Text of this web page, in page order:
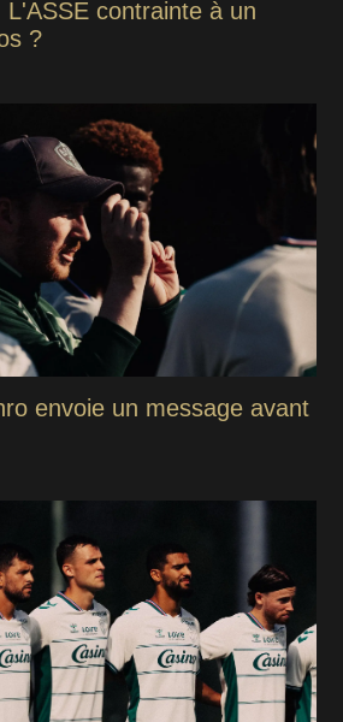
L'ASSE contrainte à un
?
envoie un message avant